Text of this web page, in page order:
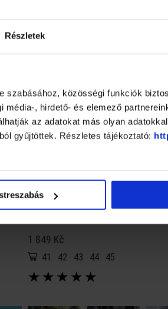
Részletek
szabásához, közösségi funkciók
, hirdető- és elemező
az adatokat más olyan
gyűjtöttek. Részletes tájékoztató:
1 849 Kč
41 42 43 44 45
★ ★ ★ ★ ★